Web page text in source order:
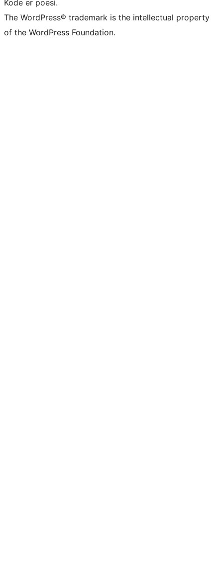
Kode er poesi.
The WordPress® trademark is the intellectual property
of the WordPress Foundation.